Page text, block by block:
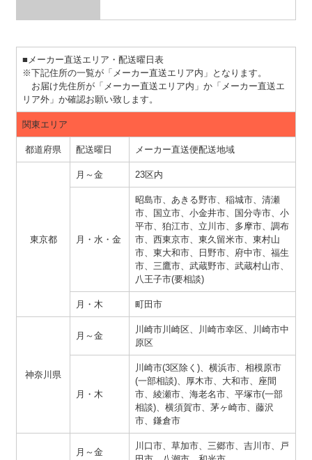
■メーカー直送エリア・配送曜日表
※下記住所の一覧が「メーカー直送エリア内」となります。
お届け先住所が「メーカー直送エリア内」か「メーカー直送エ
リア外」か確認お願い致します。
関東エリア
都道府県 配送曜日 メーカー直送便配送地域
東京都
月～金 23区内
月・水・金
昭島市、あきる野市、稲城市、清瀬
市、国立市、小金井市、国分寺市、小
平市、狛江市、立川市、多摩市、調布
市、西東京市、東久留米市、東村山
市、東大和市、日野市、府中市、福生
市、三鷹市、武蔵野市、武蔵村山市、
八王子市(要相談)
月・木 町田市
神奈川県
月～金
川崎市川崎区、川崎市幸区、川崎市中
原区
月・木
川崎市(3区除く)、横浜市、相模原市
(一部相談)、厚木市、大和市、座間
市、綾瀬市、海老名市、平塚市(一部
相談)、横須賀市、茅ヶ崎市、藤沢
市、鎌倉市
月～金
川口市、草加市、三郷市、吉川市、戸